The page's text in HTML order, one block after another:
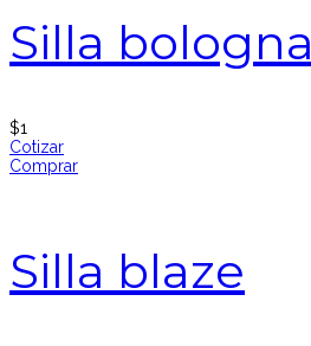
Silla bologna
$1
Cotizar
Comprar
Silla blaze